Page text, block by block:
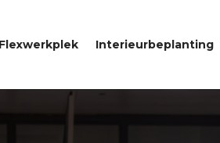
Flexwerkplek Interieurbeplanting